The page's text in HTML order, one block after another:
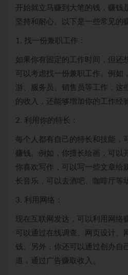
开始就立马赚到大笔的钱，赚钱
坚持和耐心。以下是一些常见的
1. 找一份兼职工作：
如果你有固定的工作时间，但还
可以考虑找一份兼职工作。例如
游、服务员、销售员等工作，这
的收入，还能够增加你的工作经
2. 利用你的特长：
每个人都有自己的特长和技能，
赚钱。例如，你擅长绘画，可以
你喜欢写作，可以写一些文章给
长音乐，可以去酒吧、咖啡厅等
3. 利用网络：
现在互联网发达，可以利用网络
可以通过在线调查、网页设计、
钱。另外，你还可以通过创办自
道，通过广告赚取收入。